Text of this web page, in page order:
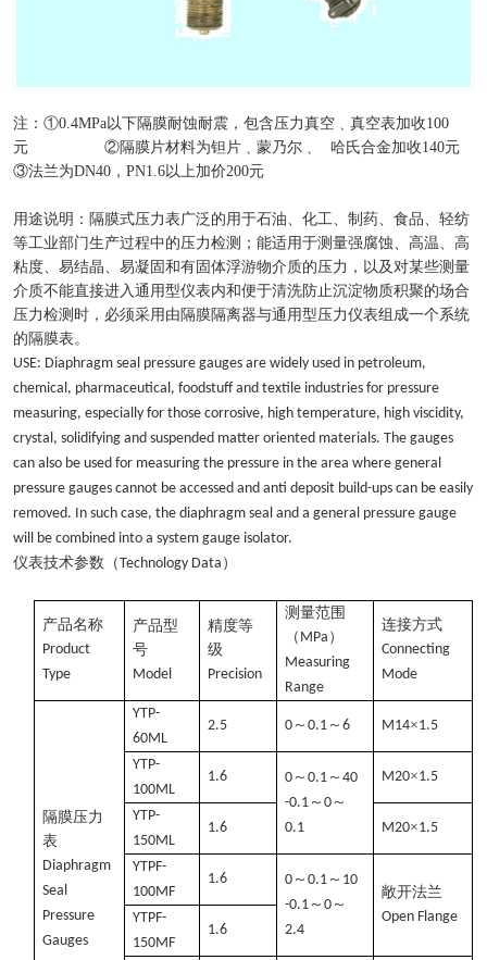
注：①0.4MPa以下隔膜耐蚀耐震，包含压力真空﹑真空表加收100
元 ②隔膜片材料为钽片﹑蒙乃尔﹑ 哈氏合金加收140元
③法兰为DN40，PN1.6以上加价200元
用途说明：隔膜式压力表广泛的用于石油、化工、制药、食品、轻纺
等工业部门生产过程中的压力检测；能适用于测量强腐蚀、高温、高
粘度、易结晶、易凝固和有固体浮游物介质的压力，以及对某些测量
介质不能直接进入通用型仪表内和便于清洗防止沉淀物质积聚的场合
压力检测时，必须采用由隔膜隔离器与通用型压力仪表组成一个系统
的隔膜表。
USE: Diaphragm seal pressure gauges are widely used in petroleum,
chemical, pharmaceutical, foodstuff and textile industries for pressure
measuring, especially for those corrosive, high temperature, high viscidity,
crystal, solidifying and suspended matter oriented materials. The gauges
can also be used for measuring the pressure in the area where general
pressure gauges cannot be accessed and anti deposit build-ups can be easily
removed. In such case, the diaphragm seal and a general pressure gauge
will be combined into a system gauge isolator.
仪表技术参数（Technology Data ）
产品名称
Product
Type
产品型
号
Model
精度等
级
Precision
测量范围
（ MPa ）
Measuring
Range
连接方式
Connecting
Mode
隔膜压力
表
Diaphragm
Seal
Pressure
Gauges
YTP-
60ML
2.5 0 ～0.1 ～6 M14×1.5
YTP-
100ML
1.6 0 ～0.1 ～40
-0.1 ～0 ～
0.1
M20×1.5
YTP-
150ML
1.6 M20×1.5
YTPF-
100MF
1.6 0 ～0.1 ～ 10
-0.1 ～0 ～
2.4
敞开法兰
Open Flange
YTPF-
150MF
1.6